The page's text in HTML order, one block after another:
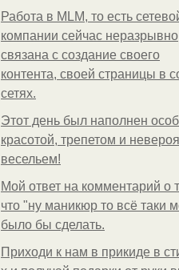
Работа в MLM, то есть
компании сейчас неразрывно
связана с создание своего
контента, своей страницы в
сетях.
Этот день был наполнен
красотой, трепетом и
весельем!
Мой ответ на комментарий о
что "ну маникюр то всё таки
было бы сделать.
Приходи к нам в прикиде в